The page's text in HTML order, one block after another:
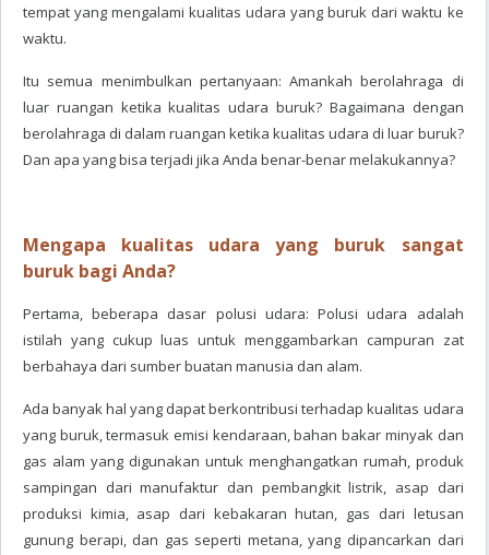
tempat yang mengalami kualitas udara yang buruk dari waktu ke
waktu.
Itu semua menimbulkan pertanyaan: Amankah berolahraga di
luar ruangan ketika kualitas udara buruk? Bagaimana dengan
berolahraga di dalam ruangan ketika kualitas udara di luar buruk?
Dan apa yang bisa terjadi jika Anda benar-benar melakukannya?
Mengapa kualitas udara yang buruk sangat
buruk bagi Anda?
Pertama, beberapa dasar polusi udara: Polusi udara adalah
istilah yang cukup luas untuk menggambarkan campuran zat
berbahaya dari sumber buatan manusia dan alam.
Ada banyak hal yang dapat berkontribusi terhadap kualitas udara
yang buruk, termasuk emisi kendaraan, bahan bakar minyak dan
gas alam yang digunakan untuk menghangatkan rumah, produk
sampingan dari manufaktur dan pembangkit listrik, asap dari
produksi kimia, asap dari kebakaran hutan, gas dari letusan
gunung berapi, dan gas seperti metana, yang dipancarkan dari